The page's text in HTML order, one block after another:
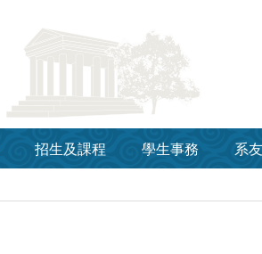
招生及課程 學生事務 系